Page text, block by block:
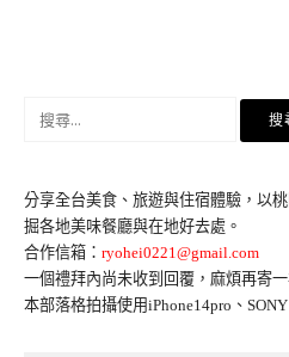
字:
分享全台美食、旅遊與住宿體驗，以
掘各地美味餐廳與在地好去處。
合作信箱： ryohei0221@gmail.com
一個禮拜內尚未收到回覆，麻煩再寄一
本部落格拍攝使用iPhone14pro、SONY